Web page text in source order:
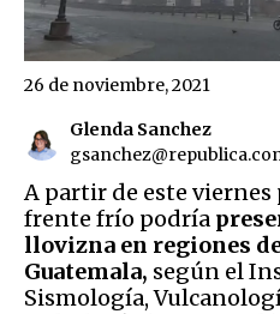
Glenda Sanchez
26 de noviembre, 2021
A partir de este viernes
frente frío podría
llovizna en regiones
Guatemala, según el
Sismología,